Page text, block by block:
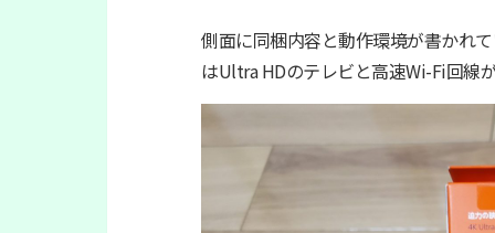
側面に同梱内容と動作環境が書かれ
はUltra HDのテレビと高速Wi-Fi回線